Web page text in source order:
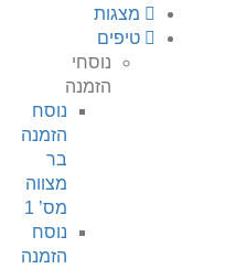
מצגות
טיפים
נוסחי
הזמנה
נוסח
הזמנה
בר
מצווה
מס’ 1
נוסח
הזמנה